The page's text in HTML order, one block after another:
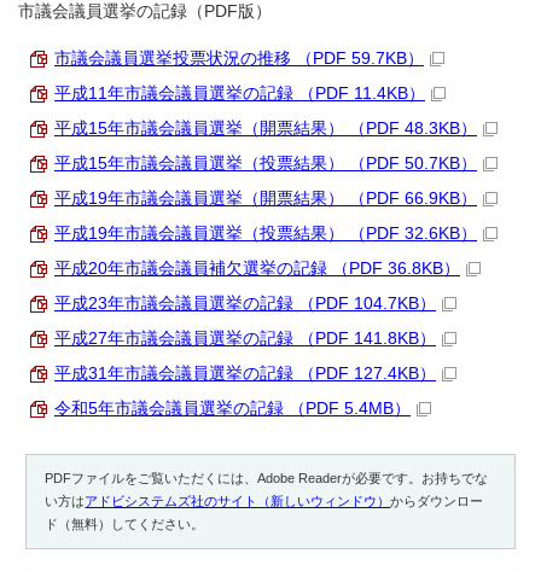
市議会議員選挙の記録（PDF版）
市議会議員選挙投票状況の推移 （PDF 59.7KB）
平成11年市議会議員選挙の記録 （PDF 11.4KB）
平成15年市議会議員選挙（開票結果） （PDF 48.3KB）
平成15年市議会議員選挙（投票結果） （PDF 50.7KB）
平成19年市議会議員選挙（開票結果） （PDF 66.9KB）
平成19年市議会議員選挙（投票結果） （PDF 32.6KB）
平成20年市議会議員補欠選挙の記録 （PDF 36.8KB）
平成23年市議会議員選挙の記録 （PDF 104.7KB）
平成27年市議会議員選挙の記録 （PDF 141.8KB）
平成31年市議会議員選挙の記録 （PDF 127.4KB）
令和5年市議会議員選挙の記録 （PDF 5.4MB）
PDFファイルをご覧いただくには、Adobe Readerが必要です。お持ちでな
い方はアドビシステムズ社のサイト（新しいウィンドウ）からダウンロー
ド（無料）してください。